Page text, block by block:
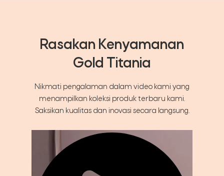
Rasakan Kenyamanan
Gold Titania
Nikmati pengalaman dalam video kami yang
menampilkan koleksi produk terbaru kami.
Saksikan kualitas dan inovasi secara langsung.